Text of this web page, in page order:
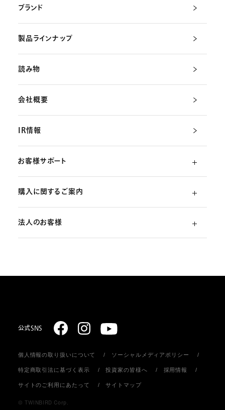
ブランド
製品ラインナップ
読み物
会社概要
IR情報
お客様サポート
よくあるご質問
部品・消耗品のご注文
購入に関するご案内
ご利用ガイド（初めての方）
お届けについて
返品・キャンセル
法人のお客様
公式SNS
個人情報の取り扱いについて ソーシャルメディアポリシー
特定商取引法に基づく表示 投資家の皆様へ 採用情報
サイトのご利用にあたって サイトマップ
© TWINBIRD Corp.